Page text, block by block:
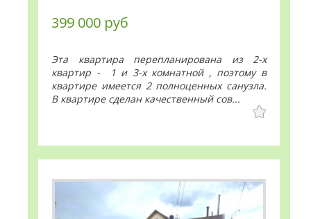
140 000 $
399 000 руб
Эта квартира перепланирована из 2-х
квартир - 1 и 3-х комнатной , поэтому в
квартире имеется 2 полноценных санузла.
В квартире сделан качественный сов...